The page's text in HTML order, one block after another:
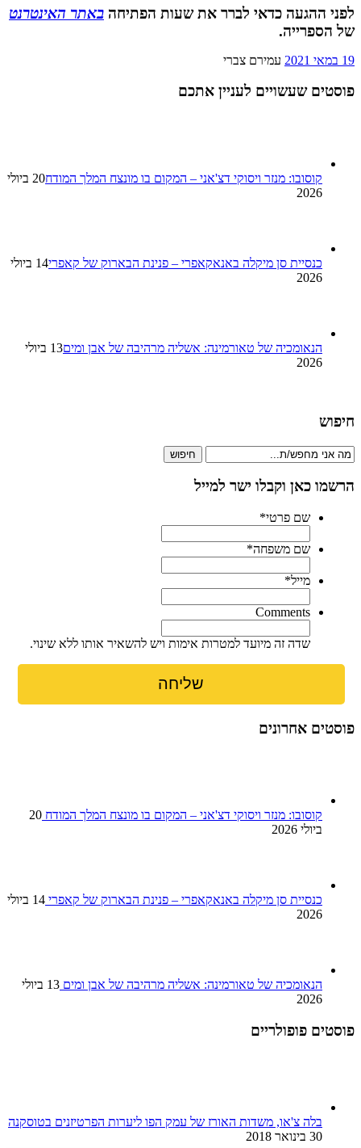
לפני ההגעה כדאי לברר את שעות הפתיחה באתר האינטרנט
של הספרייה.
19 במאי 2021 עמירם צברי
פוסטים שעשויים לעניין אתכם
קוסובו: מנזר ויסוקי דצ'אני – המקום בו מונצח המלך המודח
20 ביולי
2026
כנסיית סן מיקלה באנאקאפרי – פנינת הבארוק של קאפרי
14 ביולי
2026
הנאומכיה של טאורמינה: אשליה מרהיבה של אבן ומים
13 ביולי
2026
חיפוש
חיפוש
הרשמו כאן וקבלו ישר למייל
שם פרטי*
שם משפחה*
מייל*
Comments
שדה זה מיועד למטרות אימות ויש להשאיר אותו ללא שינוי.
פוסטים אחרונים
קוסובו: מנזר ויסוקי דצ'אני – המקום בו מונצח המלך המודח 20
ביולי 2026
כנסיית סן מיקלה באנאקאפרי – פנינת הבארוק של קאפרי
14 ביולי
2026
הנאומכיה של טאורמינה: אשליה מרהיבה של אבן ומים
13 ביולי
2026
פוסטים פופולריים
בלה צ'או, משדות האורז של עמק הפו ליערות הפרטיזנים בטוסקנה
30 בינואר 2018